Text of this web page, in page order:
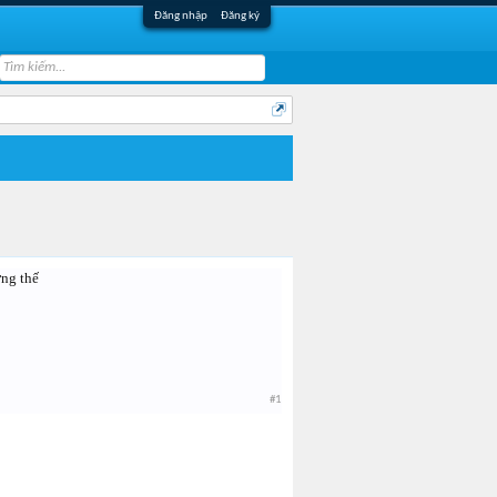
Đăng nhập Đăng ký
thế
#1